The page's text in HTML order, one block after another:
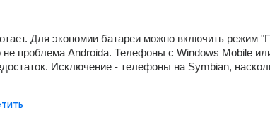
Для экономии батареи можно включить режим
проблема Androida. Телефоны с Windows Mobile
Исключение - телефоны на Symbian,